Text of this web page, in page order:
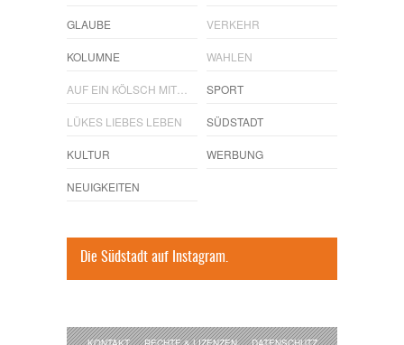
GLAUBE
KOLUMNE
AUF EIN KÖLSCH MIT…
LÜKES LIEBES LEBEN
KULTUR
NEUIGKEITEN
VERKEHR
WAHLEN
SPORT
SÜDSTADT
WERBUNG
Die Südstadt auf Instagram.